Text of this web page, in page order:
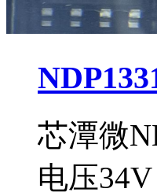
芯潭微
电压